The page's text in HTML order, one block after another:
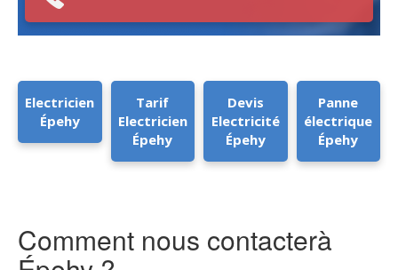
Electricien
Épehy
Tarif
Electricien
Épehy
Devis
Electricité
Épehy
Panne
électrique
Épehy
Comment nous contacterà